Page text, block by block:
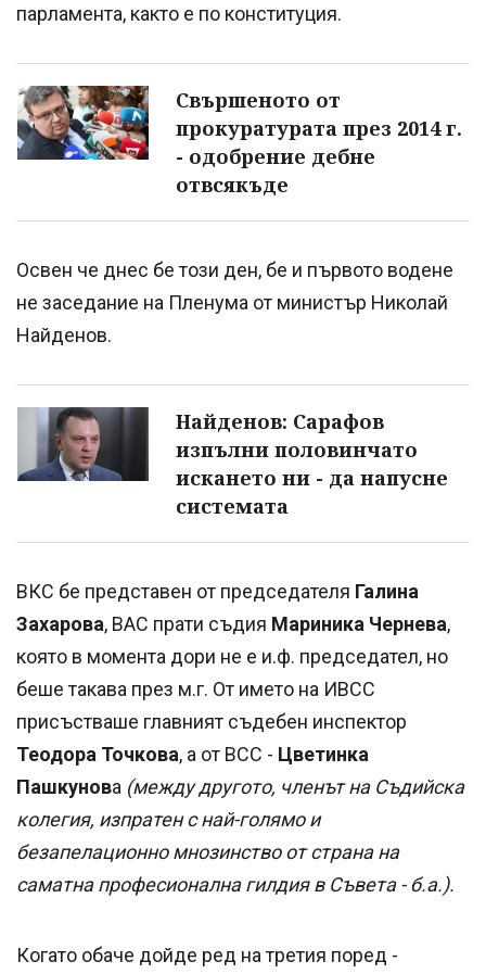
парламента, както е по конституция.
Свършеното от
прокуратурата през 2014 г.
- одобрение дебне
отвсякъде
Освен че днес бе този ден, бе и първото водене
не заседание на Пленума от министър Николай
Найденов.
Найденов: Сарафов
изпълни половинчато
искането ни - да напусне
системата
ВКС бе представен от председателя Галина
Захарова, ВАС прати съдия Мариника Чернева,
която в момента дори не е и.ф. председател, но
беше такава през м.г. От името на ИВСС
присъстваше главният съдебен инспектор
Теодора Точкова, а от ВСС - Цветинка
Пашкунова (между другото, членът на Съдийска
колегия, изпратен с най-голямо и
безапелационно мнозинство от страна на
саматна професионална гилдия в Съвета - б.а.).
Когато обаче дойде ред на третия поред -